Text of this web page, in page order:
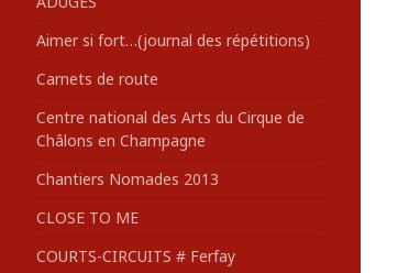
:Aimer si fort…(journal des répétitions)
Carnets de route
Centre national des Arts du Cirque de
Châlons en Champagne
Chantiers Nomades 2013
CLOSE TO ME
COURTS-CIRCUITS # Ferfay